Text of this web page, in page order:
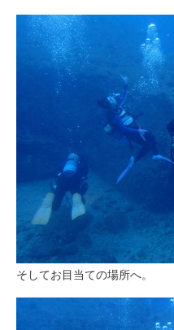
そしてお目当ての場所へ。